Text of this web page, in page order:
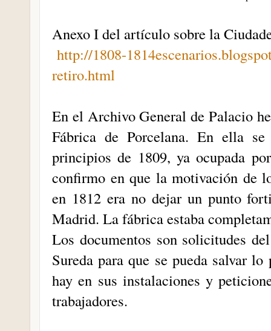
Anexo I del artículo sobre la
http://1808-
retiro.html
En el Archivo General de Palacio
Fábrica de Porcelana. En ella
principios de 1809, ya ocupada
confirmo en que la motivación de
en 1812 era no dejar un punto
Madrid. La fábrica estaba
Los documentos son solicitudes
Sureda para que se pueda salvar
hay en sus instalaciones y
trabajadores.